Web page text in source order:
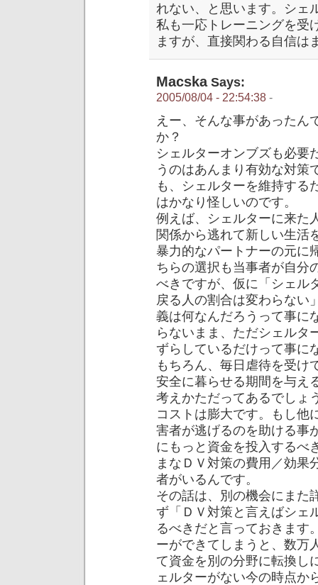
れない、と思います。シェ
私も一応トレーニングを受
ますが、直接関わる自信は
MacskaSays:
2005/08/04 - 22:54:38 -
えー、そんな事があったん
か？
シェルターオンブズも必要
うのはあんまり有効な対策
も、シェルターを維持する
はかなり怪しいのです。
例えば、シェルターに来た
関係から逃れて新しい生活
暴力的なパートナーの元に
ちらの選択も当事者が自分
べきですが、仮に「シェル
戻る人の割合は変わらない
義は何なんだろうって事に
らないまま、ただシェルタ
ずらしているだけって事に
もちろん、毎日虐待を受け
安全に暮らせる期間を与え
考えかただってあるでしょ
コストは膨大です。もし他
害者が逃げるのを助ける事
にもっと資金を投入するべ
まなＤＶ対策の費用／効果
者がいるんです。
その話は、別の機会にまた
ず「ＤＶ対策と言えばシェ
るべきだと言っておきます
ーができてしまうと、数万
て資金を別の分野に転換し
ェルターがない今の時点か